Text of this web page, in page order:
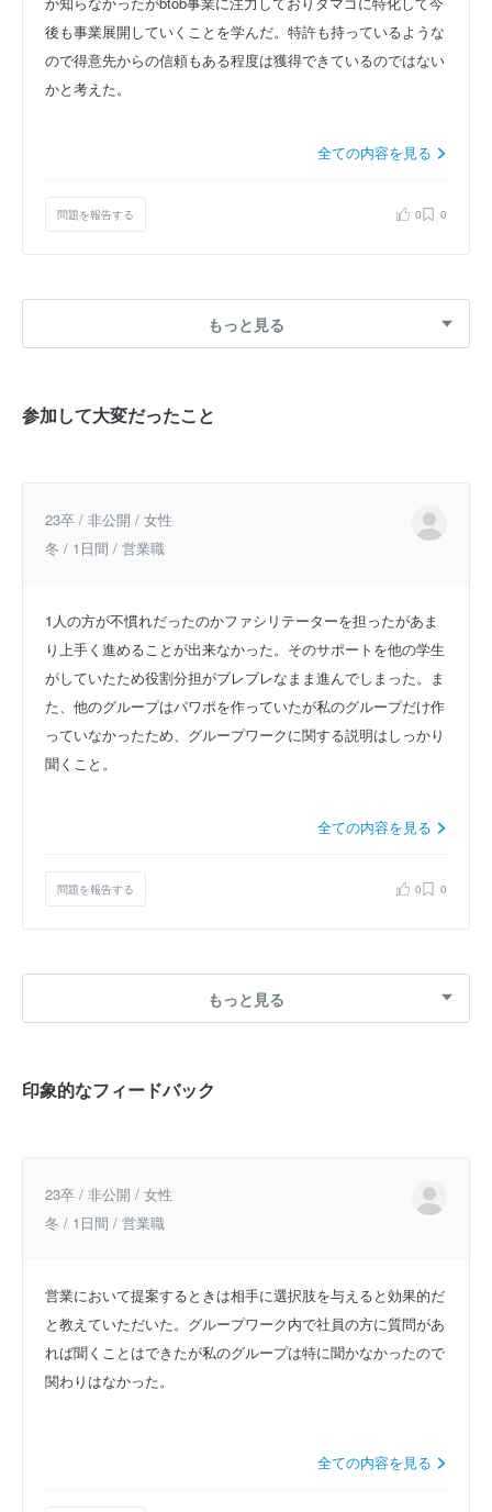
後も事業展開していくことを学んだ。特許も持っているような
ので得意先からの信頼もある程度は獲得できているのではない
かと考えた。
全ての内容を見る
問題を報告する 0 0
もっと見る
参加して大変だったこと
23卒 / 非公開 / 女性
冬 / 1日間 / 営業職
1人の方が不慣れだったのかファシリテーターを担ったがあま
り上手く進めることが出来なかった。そのサポートを他の学生
がしていたため役割分担がブレブレなまま進んでしまった。ま
た、他のグループはパワポを作っていたが私のグループだけ作
っていなかったため、グループワークに関する説明はしっかり
聞くこと。
全ての内容を見る
問題を報告する 0 0
もっと見る
印象的なフィードバック
23卒 / 非公開 / 女性
冬 / 1日間 / 営業職
営業において提案するときは相手に選択肢を与えると効果的だ
と教えていただいた。グループワーク内で社員の方に質問があ
れば聞くことはできたが私のグループは特に聞かなかったので
関わりはなかった。
全ての内容を見る